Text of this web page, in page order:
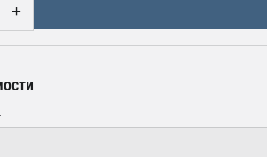
+